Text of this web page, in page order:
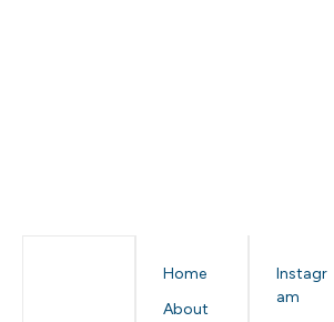
Home
About
Instagr
am